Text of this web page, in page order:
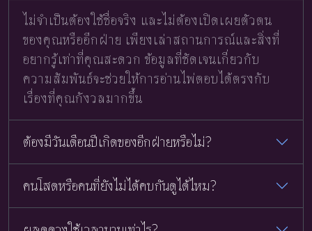
ไม่จำเป็นต้องใช้ชื่อจริง และไม่ต้องเปิดเผยตัวตน
ของคุณหรืออีกฝ่าย เพียงเล่าสถานการณ์และสิ่งที่
อยากรู้เท่าที่คุณสะดวก ข้อมูลที่ชัดเจนเกี่ยวกับ
ความสัมพันธ์จะช่วยให้การอ่านไพ่ตอบได้ตรงกับ
เรื่องที่คุณกังวลมากขึ้น
ต้องมีวันเดือนปีเกิดของอีกฝ่ายหรือไม่?
คนโสดหรือคนที่ยังไม่ได้คบกันดูได้ไหม?